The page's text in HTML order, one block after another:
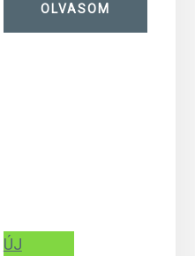
OLVASOM
ÚJ